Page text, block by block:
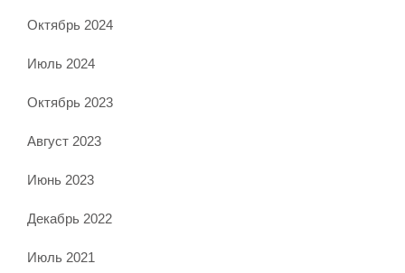
Октябрь 2024
Июль 2024
Октябрь 2023
Август 2023
Июнь 2023
Декабрь 2022
Июль 2021